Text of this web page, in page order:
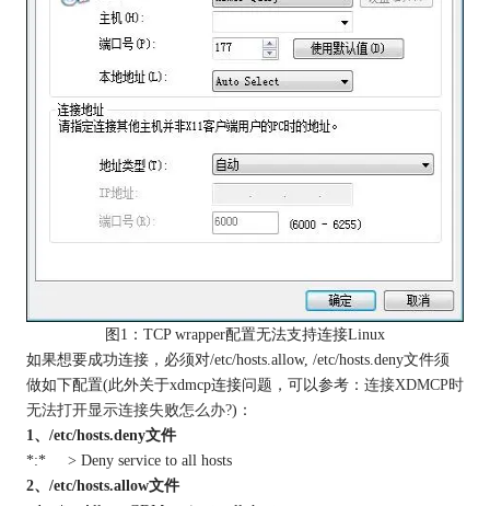
图1：TCP wrapper配置无法支持连接Linux
如果想要成功连接，必须对/etc/hosts.allow, /etc/hosts.deny文件须
做如下配置(此外关于xdmcp连接问题，可以参考： 连接XDMCP时
无法打开显示连接失败怎么办?)：
1、/etc/hosts.deny文件
*:* > Deny service to all hosts
2、/etc/hosts.allow文件